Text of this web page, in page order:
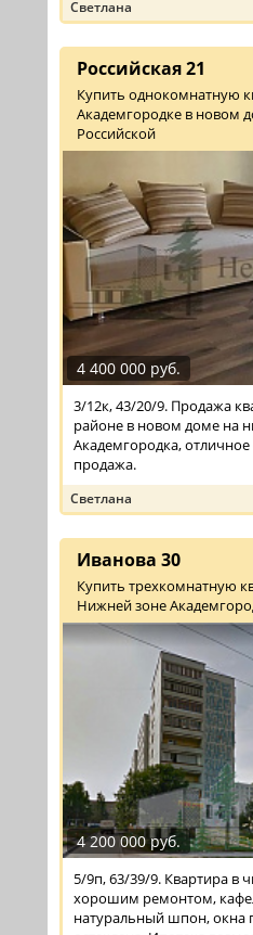
Светлана
Российская 21
Купить однокомнатную
Академгородке в новом
Российской
4 400 000 руб.
3/12к, 43/20/9. Продажа
районе в новом доме на
Академгородка, отличное
продажа.
Светлана
Иванова 30
Купить трехкомнатную
Нижней зоне
4 200 000 руб.
5/9п, 63/39/9. Квартира в
хорошим ремонтом,
натуральный шпон, окна